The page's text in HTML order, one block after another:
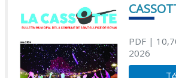
PDF|
2026